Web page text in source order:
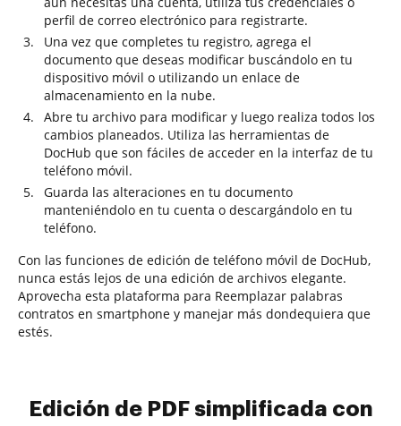
perfil de correo electrónico para registrarte.
Una vez que completes tu registro, agrega el
documento que deseas modificar buscándolo en tu
dispositivo móvil o utilizando un enlace de
almacenamiento en la nube.
Abre tu archivo para modificar y luego realiza todos los
cambios planeados. Utiliza las herramientas de
DocHub que son fáciles de acceder en la interfaz de tu
teléfono móvil.
Guarda las alteraciones en tu documento
manteniéndolo en tu cuenta o descargándolo en tu
teléfono.
Con las funciones de edición de teléfono móvil de DocHub,
nunca estás lejos de una edición de archivos elegante.
Aprovecha esta plataforma para Reemplazar palabras
contratos en smartphone y manejar más dondequiera que
estés.
Edición de PDF simplificada con